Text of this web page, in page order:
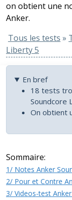
on obtient une
Anker.
Tous les tests »
Liberty 5
En bref
18 tests
Soundcore
On obtient
Sommaire:
1/ Notes Anker
2/ Pour et Contre
3/ Videos-test